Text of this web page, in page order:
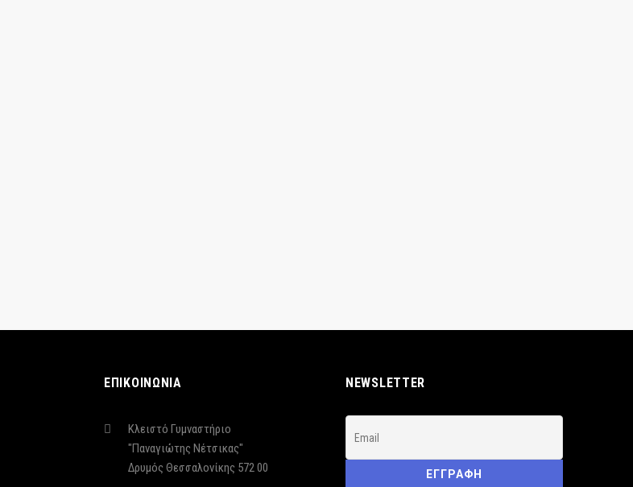
ΕΠΙΚΟΙΝΩΝΙΑ
Κλειστό Γυμναστήριο
"Παναγιώτης Νέτσικας"
Δρυμός Θεσσαλονίκης 572 00
NEWSLETTER